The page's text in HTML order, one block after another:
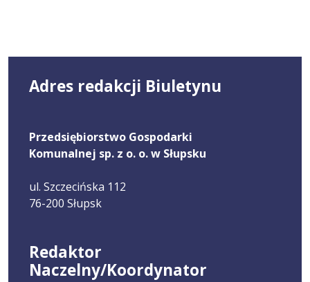
Adres redakcji Biuletynu
Przedsiębiorstwo Gospodarki
Komunalnej sp. z o. o. w Słupsku
ul. Szczecińska 112
76-200 Słupsk
Redaktor
Naczelny/Koordynator